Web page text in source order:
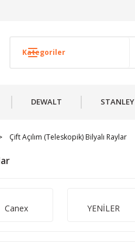
DEWALT STANLEY
Çift Açılım (Teleskopik) Bilyalı Raylar
Canex YENİLER